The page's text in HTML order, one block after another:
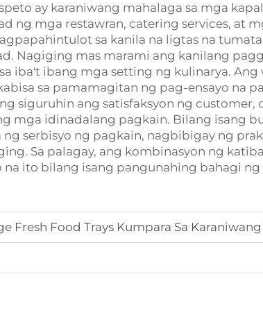
ay karaniwang mahalaga sa mga
ng mga restawran, catering services, at
sa kanila na ligtas na
Nagiging mas marami ang kanilang
iba't ibang mga setting ng kulinarya.
sa pamamagitan ng pag-ensayo na
siguruhin ang satisfaksyon ng
mga idinadalang pagkain. Bilang isang
serbisyo ng pagkain, nagbibigay ng
Sa palagay, ang kombinasyon ng
ito bilang isang pangunahing bahagi
Fresh Food Trays Kumpara Sa